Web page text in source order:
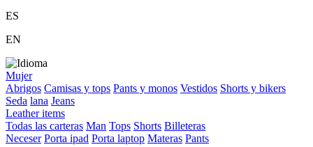
ES
EN
Mujer
Abrigos Camisas y tops Pants y monos Vestidos Shorts y bikers
Seda lana Jeans
Leather items
Todas las carteras Man Tops Shorts Billeteras
Neceser Porta ipad Porta laptop Materas Pants